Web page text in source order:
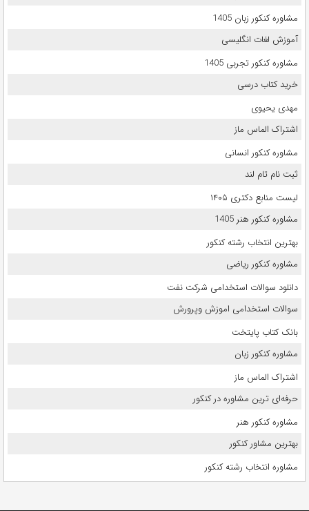
مشاوره کنکور زبان 1405
آموزش لغات انگلیسی
مشاوره کنکور تجربی 1405
خرید کتاب درسی
مهدی یحیوی
اشتراک الماس ماز
مشاوره کنکور انسانی
ثبت نام تام لند
لیست منابع دکتری ۱۴۰۵
مشاوره کنکور هنر 1405
بهترین انتخاب رشته کنکور
مشاوره کنکور ریاضی
دانلود سوالات استخدامی شرکت نفت
سوالات استخدامی اموزش وپرورش
بانک کتاب پایتخت
مشاوره کنکور زبان
اشتراک الماس ماز
حرفه‌ای ترین مشاوره در کنکور
مشاوره کنکور هنر
بهترین مشاور کنکور
مشاوره انتخاب رشته کنکور